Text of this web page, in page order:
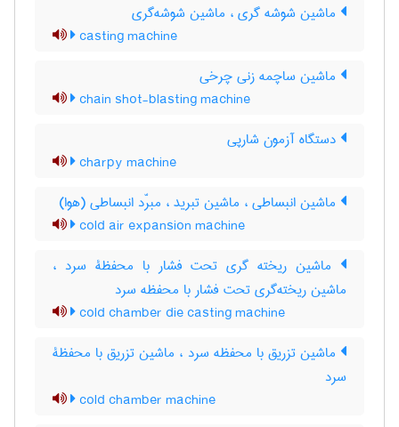
ماشین شوشه گری ، ماشین شوشه‌گری
casting machine
ماشین ساچمه زنی چرخی
chain shot-blasting machine
دستگاه آزمون شارپی
charpy machine
ماشین انبساطی ، ماشین تبرید ، مبرّد انبساطی (هوا)
cold air expansion machine
ماشین ریخته گری تحت فشار با محفظۀ سرد ،
ماشین ریخته‌گری تحت فشار با محفظه سرد
cold chamber die casting machine
ماشین تزریق با محفظه سرد ، ماشین تزریق با محفظۀ
سرد
cold chamber machine